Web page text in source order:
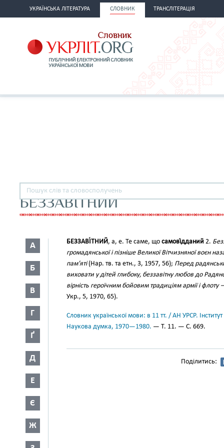
УКРАЇНСЬКА ЛІТЕРАТУРА СЛОВНИК ТРАНСЛІТЕРАЦІЯ
БЕЗЗАВІТНИЙ
А
Б
В
Г
Ґ
Д
Е
Є
Ж
БЕЗЗАВІ́ТНИЙ, а, е. Те саме, що самові́дданий 2.
громадянської і пізніше Великої Вітчизняної воєн
пам’яті(Нар. тв. та етн., 3, 1957, 56); Перед
виховати у дітей глибоку, беззавітну любов до
вірність героїчним бойовим традиціям армії і
Укр., 5, 1970, 65).
Словник української мови: в 11 тт. / АН УРСР.
Наукова думка, 1970—1980. — Т. 11. — С. 669.
Поділитись: